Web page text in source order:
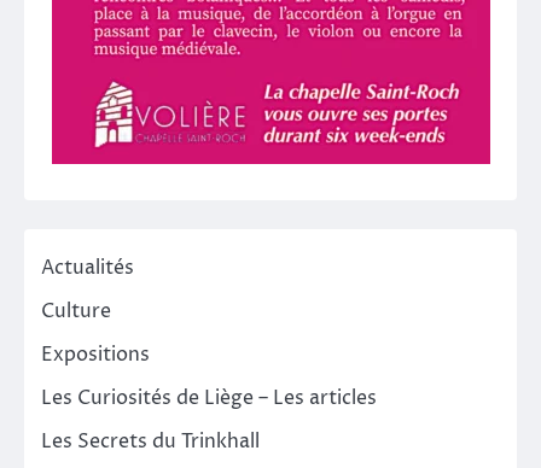
Actualités
Culture
Expositions
Les Curiosités de Liège – Les articles
Les Secrets du Trinkhall